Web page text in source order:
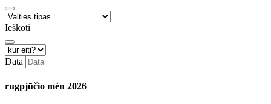
Ieškoti
Data
rugpjūčio mėn 2026